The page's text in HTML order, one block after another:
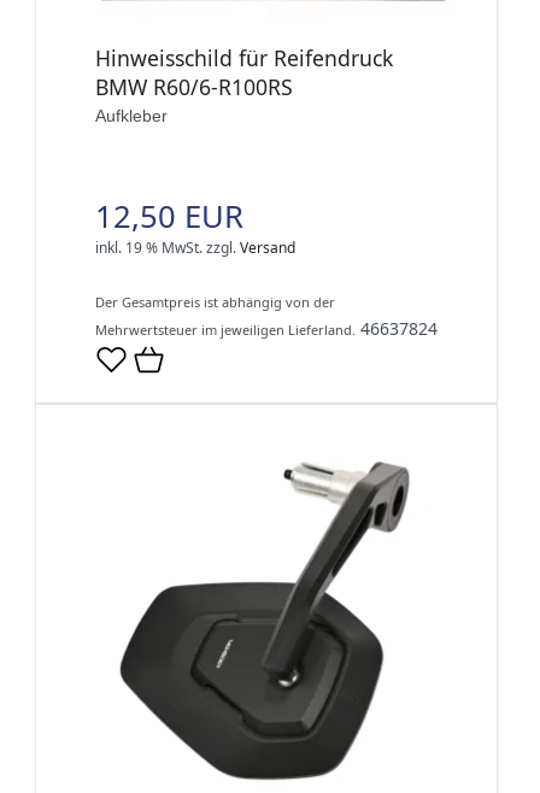
Hinweisschild für Reifendruck
BMW R60/6-R100RS
Aufkleber
12,50 EUR
inkl. 19 % MwSt.zzgl.Versand
Der Gesamtpreis ist abhängig von der
Mehrwertsteuer im jeweiligen Lieferland. 46637824